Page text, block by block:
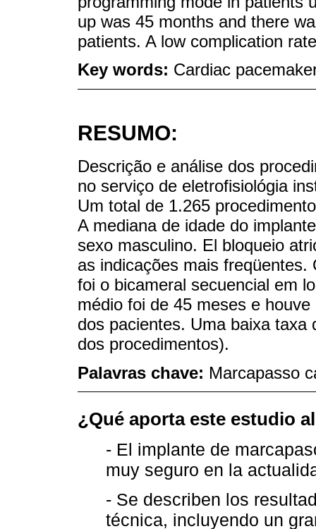
up was 45 months and there
patients. A low complication
Key words: Cardiac
RESUMO:
Descrição e análise dos
no serviço de eletrofisiológia
Um total de 1.265
A mediana de idade do
sexo masculino. El bloqueio
as indicações mais
foi o bicameral secuencial em
médio foi de 45 meses e
dos pacientes. Uma baixa taxa
dos procedimentos).
Palavras chave: Marcapasso
¿Qué aporta este estudio
- El implante de
muy seguro en la
- Se describen los
técnica, incluyendo un